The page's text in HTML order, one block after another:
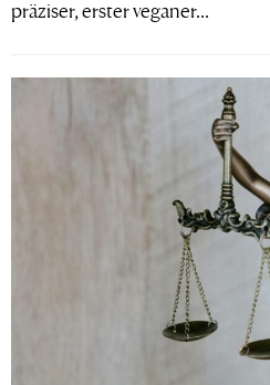
präziser, erster veganer...